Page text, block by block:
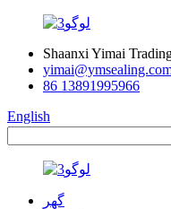
Shaanxi Yimai
86 13891995966
English
گهر